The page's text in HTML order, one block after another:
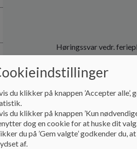
Høringssvar vedr.
Nydamskolens MED-
du klikker på knappen ’Accepter
du klikker på knappen ’Kun
dog en cookie for at huske dit
du på ’Gem valgte’ godkender
af.